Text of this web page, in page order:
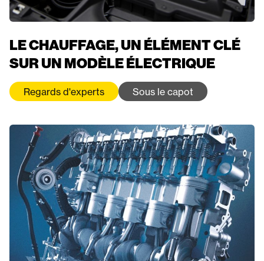
LE CHAUFFAGE, UN ÉLÉMENT CLÉ
SUR UN MODÈLE ÉLECTRIQUE
Regards d'experts Sous le capot